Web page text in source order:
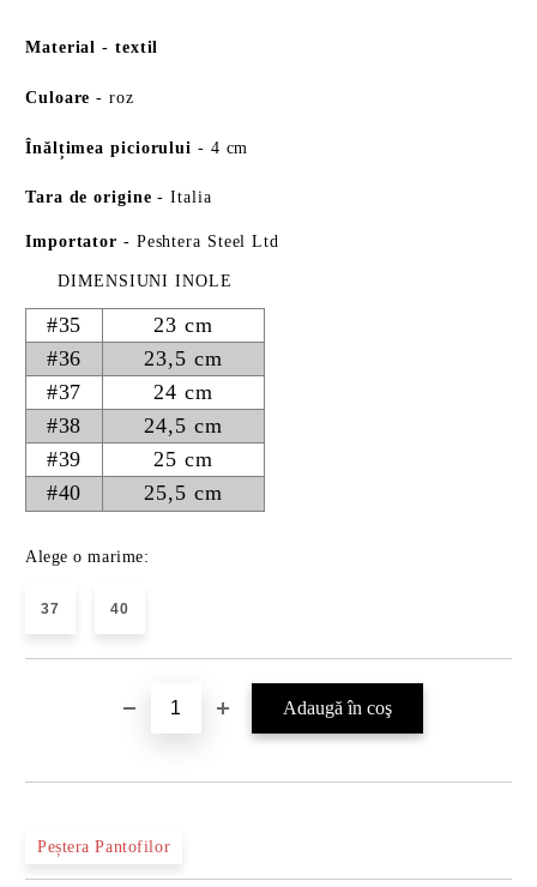
Material - textil
Culoare - roz
Înălțimea piciorului - 4 cm
Tara de origine - Italia
Importator - Peshtera Steel Ltd
DIMENSIUNI INOLE
#35
23 cm
#36
23,5 cm
#37
24 cm
#38
24,5 cm
#39
25 cm
#40
25,5 cm
Alege o marime:
37 40
Peștera Pantofilor